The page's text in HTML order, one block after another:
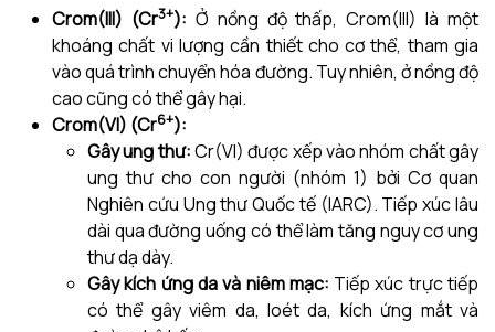
Crom(III) (Cr3+): Ở nồng độ thấp, Crom(III) là một
khoáng chất vi lượng cần thiết cho cơ thể, tham gia
vào quá trình chuyển hóa đường. Tuy nhiên, ở nồng độ
cao cũng có thể gây hại.
Crom(VI) (Cr6+):
Gây ung thư:Cr(VI) được xếp vào nhóm chất gây
ung thư cho con người (nhóm 1) bởi Cơ quan
Nghiên cứu Ung thư Quốc tế (IARC). Tiếp xúc lâu
dài qua đường uống có thể làm tăng nguy cơ ung
thư dạ dày.
Gây kích ứng da và niêm mạc: Tiếp xúc trực tiếp
có thể gây viêm da, loét da, kích ứng mắt và